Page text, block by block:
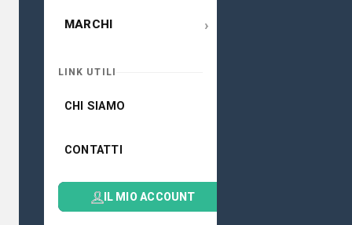
MARCHI ›
LINK UTILI
CHI SIAMO
CONTATTI
IL MIO ACCOUNT